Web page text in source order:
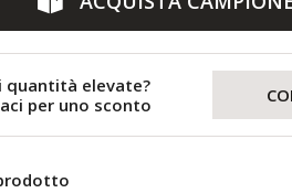
quantità elevate?
per uno sconto